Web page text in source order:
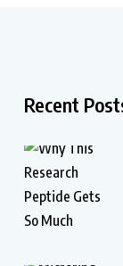
Recent